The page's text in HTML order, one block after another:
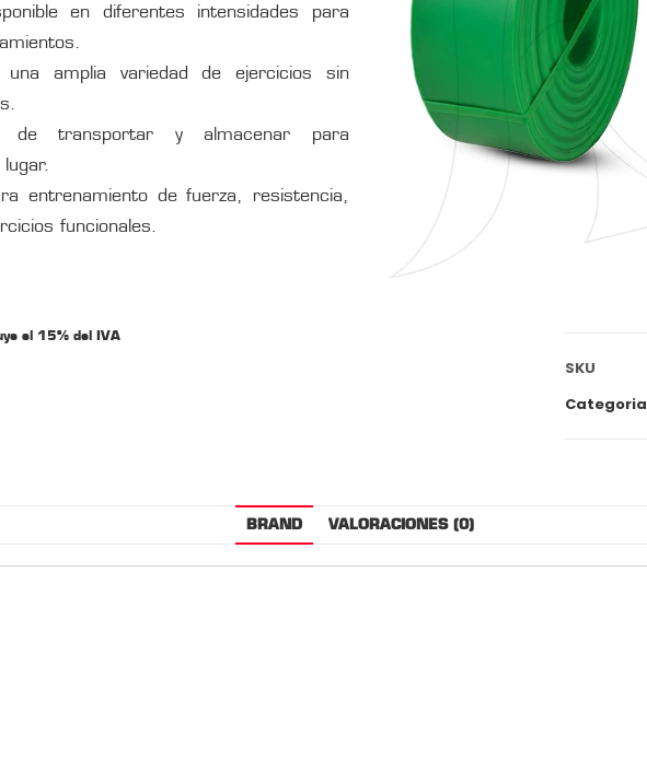
en diferentes intensidades para
amplia variedad de ejercicios sin
de transportar y almacenar para
entrenamiento de fuerza, resistencia,
funcionales.
el 15% del IVA
SKU
Categoria
BRAND VALORACIONES (0)